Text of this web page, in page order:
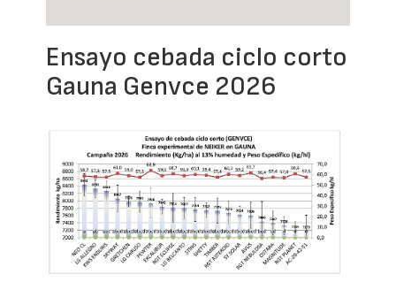
Ensayo cebada ciclo corto
Gauna Genvce 2026